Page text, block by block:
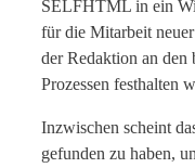
SELFHTML in ein
für die Mitarbeit
der Redaktion an den
Prozessen festhalten
Inzwischen scheint
gefunden zu haben,